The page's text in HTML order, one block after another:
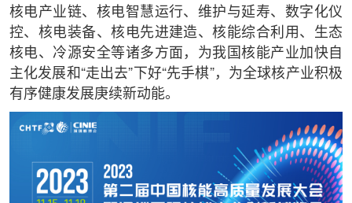
核电产业链、核电智慧运行、维护与延寿、数字化仪
控、核电装备、核电先进建造、核能综合利用、生态
核电、冷源安全等诸多方面，为我国核能产业加快自
主化发展和“走出去”下好“先手棋”，为全球核产业积极
有序健康发展庚续新动能。